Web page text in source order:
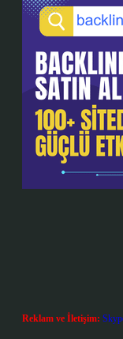
Reklam ve İletişim: